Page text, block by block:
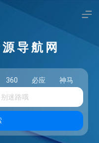
导航网
360 必应 神马